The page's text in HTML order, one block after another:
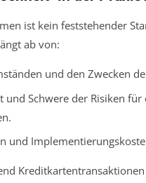
ist kein feststehender
ab von:
und den Zwecken
Schwere der Risiken für
und